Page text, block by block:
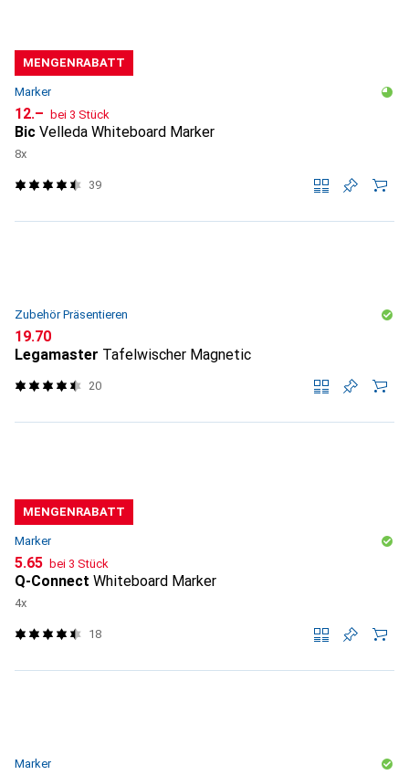
MENGENRABATT
Marker
CHF
12.– bei 3 Stück
Bic Velleda Whiteboard Marker
8x
39
Zubehör Präsentieren
CHF
19.70
Legamaster Tafelwischer Magnetic
20
MENGENRABATT
Marker
CHF
5.65 bei 3 Stück
Q-Connect Whiteboard Marker
4x
18
Marker